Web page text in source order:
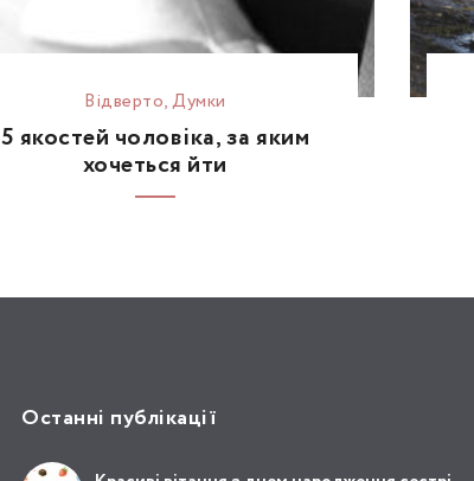
Відвертo,Думки
5 якостей чоловіка, за яким
хочеться йти
Останні публікації